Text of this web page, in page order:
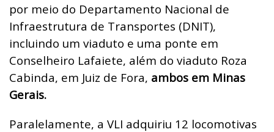
por meio do Departamento Nacional de
Infraestrutura de Transportes (DNIT),
incluindo um viaduto e uma ponte em
Conselheiro Lafaiete, além do viaduto Roza
Cabinda, em Juiz de Fora, ambos em Minas
Gerais.
Paralelamente, a VLI adquiriu 12 locomotivas